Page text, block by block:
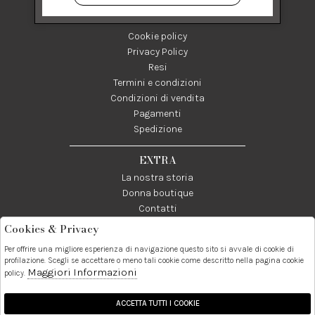
SHOPPING
Cookie policy
Privacy Policy
Resi
Termini e condizioni
Condizioni di vendita
Pagamenti
Spedizione
EXTRA
La nostra storia
Donna boutique
Contatti
Telefono:
089237858
Whatsapp:
3338855601
Contatti:
info@donna1981.it
Cookies & Privacy
Per offrire una migliore esperienza di navigazione questo sito si avvale di cookie di
profilazione. Scegli se accettare o meno tali cookie come descritto nella pagina cookie
policy. Maggiori Informazioni
ACCETTA TUTTI I COOKIE